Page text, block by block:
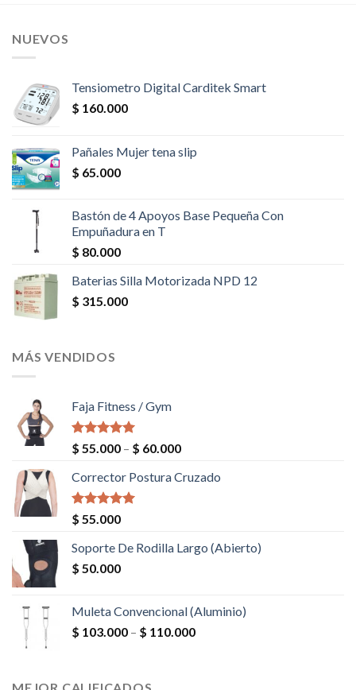
NUEVOS
Tensiometro Digital Carditek Smart
$ 160.000
Pañales Mujer tena slip
$ 65.000
Bastón de 4 Apoyos Base Pequeña Con
Empuñadura en T
$ 80.000
Baterias Silla Motorizada NPD 12
$ 315.000
MÁS VENDIDOS
Faja Fitness / Gym
Valorado en
5.00
$ 55.000 – $ 60.000
Corrector Postura Cruzado
Valorado en
5.00
$ 55.000
Soporte De Rodilla Largo (Abierto)
$ 50.000
Muleta Convencional (Aluminio)
$ 103.000 – $ 110.000